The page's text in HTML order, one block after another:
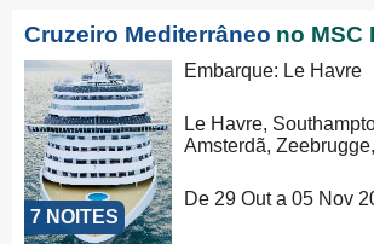
Cruzeiro Mediterrâneo no MSC
7 NOITES
Embarque: Le Havre
Le Havre,
Amsterdã,
De 29 Out a 05 Nov